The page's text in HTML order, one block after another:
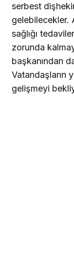
serbest
gelebilecekler.
sağlığı
zorunda
başkanından
Vatandaşların
gelişmeyi